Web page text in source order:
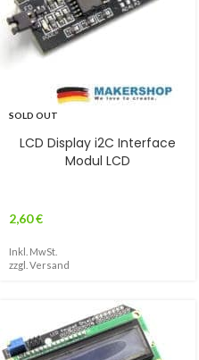
SOLD OUT
LCD Display i2C Interface
Modul LCD
2,60€
Inkl. MwSt.
zzgl. Versand